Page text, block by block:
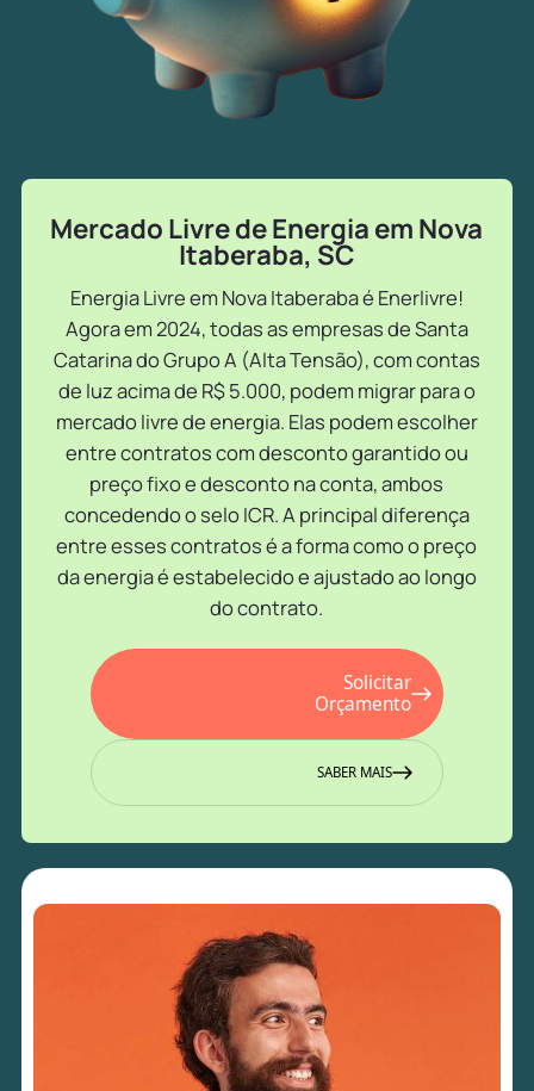
Mercado Livre de Energia em Nova
Itaberaba, SC
Energia Livre em Nova Itaberaba é Enerlivre!
Agora em 2024, todas as empresas de Santa
Catarina do Grupo A (Alta Tensão), com contas
de luz acima de R$ 5.000, podem migrar para o
mercado livre de energia. Elas podem escolher
entre contratos com desconto garantido ou
preço fixo e desconto na conta, ambos
concedendo o selo ICR. A principal diferença
entre esses contratos é a forma como o preço
da energia é estabelecido e ajustado ao longo
do contrato.
Solicitar
Orçamento
SABER MAIS